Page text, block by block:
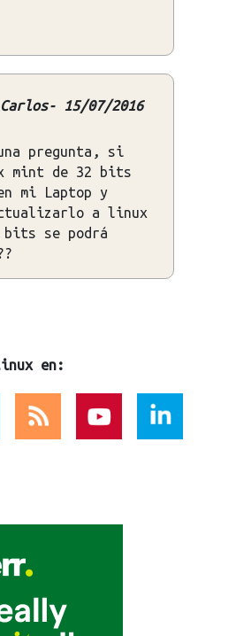
15/07/2016
pregunta, si
mint de 32 bits
mi Laptop y
a linux
bits se podrá
en: